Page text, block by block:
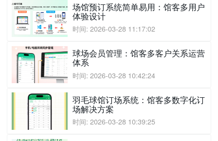
场馆预订系统简单易用：馆客多用户
体验设计
时间: 2026-03-28 11:17:02
球场会员管理：馆客多客户关系运营
体系
时间: 2026-03-28 10:42:24
羽毛球馆订场系统：馆客多数字化订
场解决方案
时间: 2026-03-28 10:39:25